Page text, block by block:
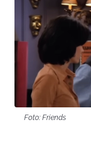
Foto: Friends